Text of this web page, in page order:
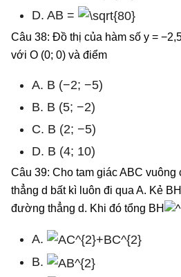
D. AB =
Câu 38: Đồ thị của hàm số y =
với O (0; 0) và điểm
A. B (−2; −5)
B. B (5; −2)
C. B (2; −5)
D. B (4; 10)
Câu 39: Cho tam giác ABC vuông
thẳng d bất kì luôn đi qua A. Kẻ
đường thẳng d. Khi đó tổng BH
A.
B.